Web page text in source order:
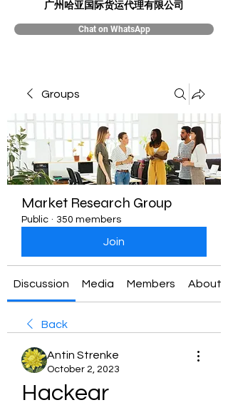
​广州哈亚国际货运代理有限公司
Chat on WhatsApp
Groups
Market Research Group
Public · 350 members
Join
Discussion Media Members About
Back
Antin Strenke
October 2, 2023
Hackear